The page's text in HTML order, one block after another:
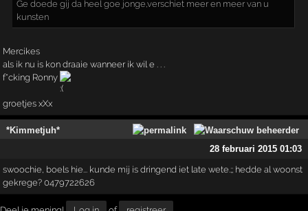
Ge doede gij da heel goe jonge,verschiet meer en meer van u
kunsten
Mercikes
als ik nu is kon draaie wanneer ik wil e . . .
f*cking Ronny
groetjes xXx
*Kimmetjuh*
28 februari 2015 01:03
swoochie, boels hie... kunde mij is dringend iet late wete.;; hedde al woonst
gekrege? 0479722626